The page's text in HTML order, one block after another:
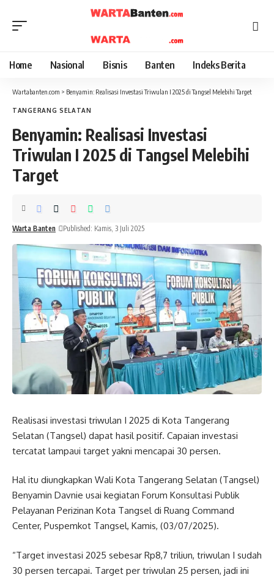
Home Nasional Bisnis Banten Indeks Berita
Wartabanten.com > Benyamin: Realisasi Investasi Triwulan I 2025 di Tangsel Melebihi Target
TANGERANG SELATAN
Benyamin: Realisasi Investasi
Triwulan I 2025 di Tangsel Melebihi
Target
Warta Banten Published: Kamis, 3 Juli 2025
Realisasi investasi triwulan I 2025 di Kota Tangerang
Selatan (Tangsel) dapat hasil positif. Capaian investasi
tercatat lampaui target yakni mencapai 30 persen.
Hal itu diungkapkan Wali Kota Tangerang Selatan (Tangsel)
Benyamin Davnie usai kegiatan Forum Konsultasi Publik
Pelayanan Perizinan Kota Tangsel di Ruang Command
Center, Puspemkot Tangsel, Kamis, (03/07/2025).
“Target investasi 2025 sebesar Rp8,7 triliun, triwulan I sudah
30 persen tercapai. Target per triwulan 25 persen, jadi ini